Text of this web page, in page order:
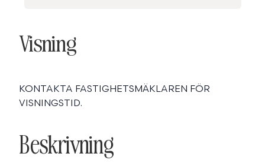
Visning
KONTAKTA FASTIGHETSMÄKLAREN FÖR
VISNINGSTID.
Beskrivning